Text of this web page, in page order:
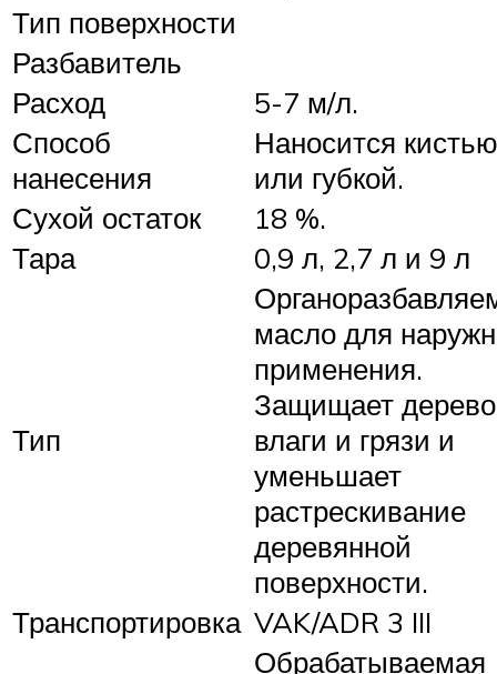
Тип поверхности
Разбавитель
Расход
5-7 м/л.
Способ
нанесения
Наносится кистью
или губкой.
Сухой остаток
18 %.
Тара
0,9 л, 2,7 л и 9 л
Тип
масло для
применения.
Защищает
влаги и грязи и
уменьшает
растрескивание
деревянной
поверхности.
Транспортировка VAK/ADR 3 III
Обрабатываемая